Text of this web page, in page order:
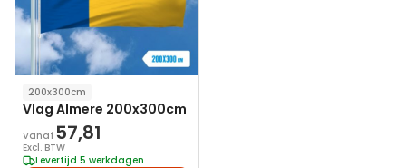
200x300cm
Vlag Almere 200x300cm
Vanaf 57,81
Excl. BTW
Levertijd 5 werkdagen